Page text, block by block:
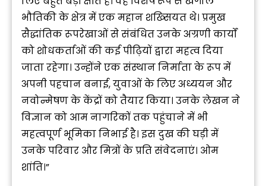
भौतिकी के क्षेत्र में एक महान शख्सियत थे। प्रमुख
सैद्धांतिक रूपरेखाओं से संबंधित उनके अग्रणी कार्यों
को शोधकर्ताओं की कई पीढ़ियों द्वारा महत्व दिया
जाता रहेगा। उन्होंने एक संस्थान निर्माता के रूप में
अपनी पहचान बनाई, युवाओं के लिए अध्ययन और
नवोन्मेषण के केंद्रों को तैयार किया। उनके लेखन ने
विज्ञान को आम नागरिकों तक पहुंचाने में भी
महत्वपूर्ण भूमिका निभाई है। इस दुख की घड़ी में
उनके परिवार और मित्रों के प्रति संवेदनाएं। ओम
शांति।”